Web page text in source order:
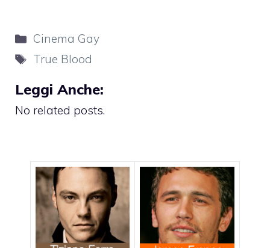
Categorie
Cinema Gay
Tag
True Blood
Leggi Anche:
No related posts.